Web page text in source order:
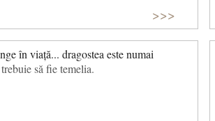
>>>
în viață... dragostea este numai
să fie temelia.